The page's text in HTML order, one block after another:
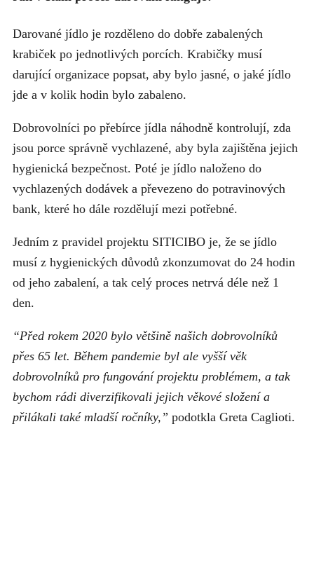
Darované jídlo je rozděleno do dobře zabalených
krabiček po jednotlivých porcích. Krabičky musí
darující organizace popsat, aby bylo jasné, o jaké jídlo
jde a v kolik hodin bylo zabaleno.
Dobrovolníci po přebírce jídla náhodně kontrolují, zda
jsou porce správně vychlazené, aby byla zajištěna jejich
hygienická bezpečnost. Poté je jídlo naloženo do
vychlazených dodávek a převezeno do potravinových
bank, které ho dále rozdělují mezi potřebné.
Jedním z pravidel projektu SITICIBO je, že se jídlo
musí z hygienických důvodů zkonzumovat do 24 hodin
od jeho zabalení, a tak celý proces netrvá déle než 1
den.
“Před rokem 2020 bylo většině našich dobrovolníků
přes 65 let. Během pandemie byl ale vyšší věk
dobrovolníků pro fungování projektu problémem, a tak
bychom rádi diverzifikovali jejich věkové složení a
přilákali také mladší ročníky,” podotkla Greta Caglioti.